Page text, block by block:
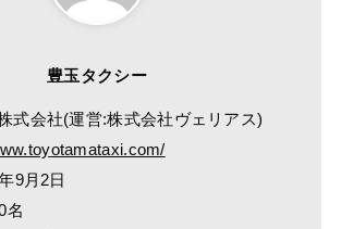
豊玉タクシー
式会社(運営:株式会社ヴェリアス)
9月2日
名